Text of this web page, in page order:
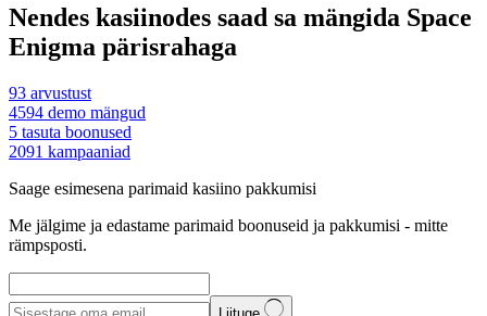
Nendes kasiinodes saad sa mängida Space
Enigma pärisrahaga
93 arvustust
4594 demo mängud
5 tasuta boonused
2091 kampaaniad
Saage esimesena parimaid kasiino pakkumisi
Me jälgime ja edastame parimaid boonuseid ja pakkumisi - mitte
rämpsposti.